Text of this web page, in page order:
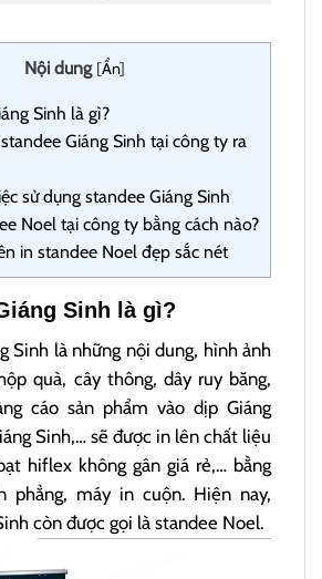
Nội dung [Ẩn]
Sinh là gì?
Giáng Sinh tại công ty ra
sử dụng standee Giáng Sinh
Noel tại công ty bằng cách nào?
in standee Noel đẹp sắc nét
Sinh là gì?
Sinh là những nội dung, hình ảnh
quà, cây thông, dây ruy băng,
cáo sản phẩm vào dịp Giáng
Sinh,… sẽ được in lên chất liệu
hiflex không gân giá rẻ,… bằng
phẳng, máy in cuộn. Hiện nay,
còn được gọi là standee Noel.